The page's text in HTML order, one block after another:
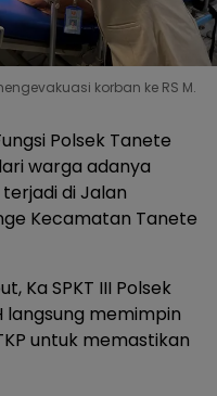
korban ke RS M.
Polsek Tanete
warga adanya
di Jalan
Kecamatan Tanete
Ka SPKT III Polsek
langsung memimpin
untuk memastikan